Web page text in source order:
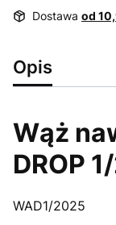
Dostawa od
Opis
Wąż
DROP
WAD1/2025